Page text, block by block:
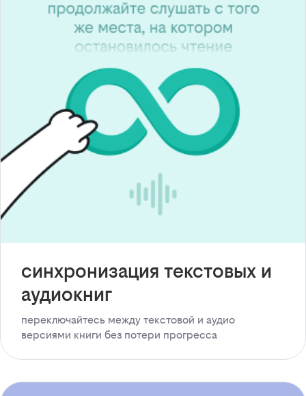
синхронизация текстовых и
аудиокниг
переключайтесь между текстовой и аудио
версиями книги без потери прогресса